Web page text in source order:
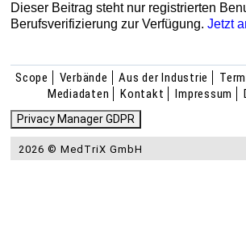
Dieser Beitrag steht nur registrierten
Berufsverifizierung zur Verfügung.Jetzt
Scope Verbände Aus der Industrie
Mediadaten
Kontakt Impressum
Privacy Manager GDPR
2026 © MedTriX GmbH